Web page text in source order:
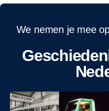
We nemen je mee
Geschiedenis van Scania